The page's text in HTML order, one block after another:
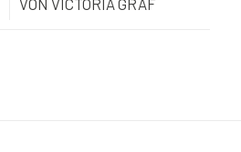
VONVICTORIA GRAF